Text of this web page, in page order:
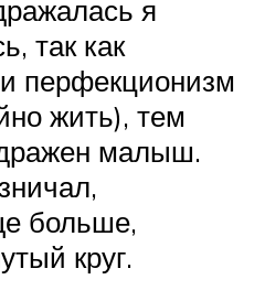
я
так как
перфекционизм
жить), тем
малыш.
больше,
круг.